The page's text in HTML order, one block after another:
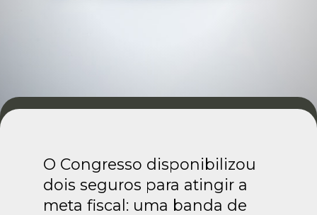
O Congresso disponibilizou
dois seguros para atingir a
meta fiscal: uma banda de